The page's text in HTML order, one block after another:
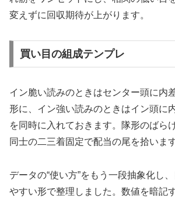
変えずに回収期待が上がります。
買い目の組成テンプレ
イン脆い読みのときはセンター頭に内
形に、イン強い読みのときはイン頭に
を同時に入れておきます。隊形のばら
同士の二三着固定で配当の尾を拾います
データの“使い方”をもう一段抽象化し
やすい形で整理しました。数値を暗記